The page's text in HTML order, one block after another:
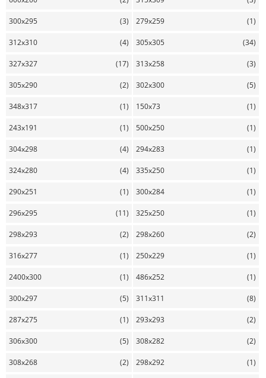
300x295 (3) 279x259 (1)
312x310 (4) 305x305 (34)
327x327 (17) 313x258 (3)
305x290 (2) 302x300 (5)
348x317 (1) 150x73 (1)
243x191 (1) 500x250 (1)
304x298 (4) 294x283 (1)
324x280 (4) 335x250 (1)
290x251 (1) 300x284 (1)
296x295 (11) 325x250 (1)
298x293 (2) 298x260 (2)
316x277 (1) 250x229 (1)
2400x300 (1) 486x252 (1)
300x297 (5) 311x311 (8)
287x275 (1) 293x293 (2)
306x300 (5) 308x282 (2)
308x268 (2) 298x292 (1)